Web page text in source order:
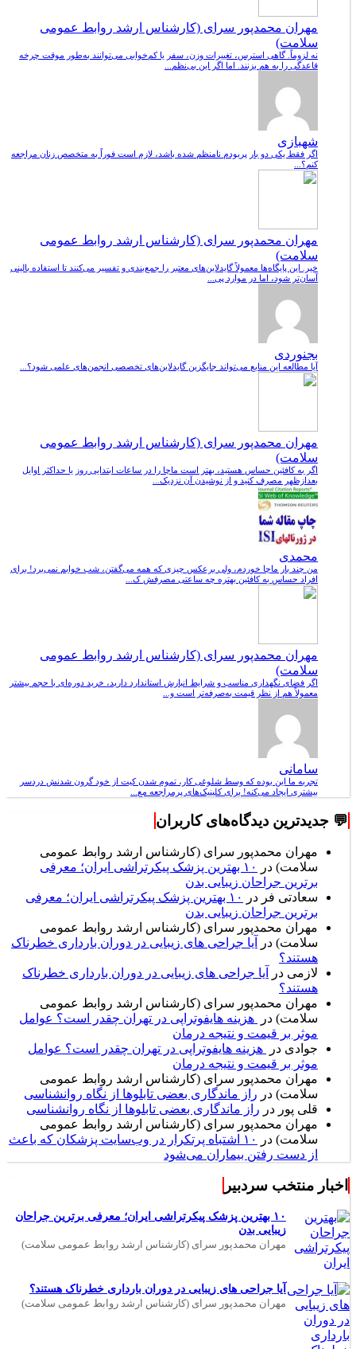
مهران محمدپور سرای (کارشناس ارشد روابط عمومی
سلامت)
نه لزوماً. گاهی استرس، تغییرات وزن، سفر یا کم‌خوابی می‌توانند به‌طور موقت چرخه
قاعدگی را به هم بزنند. اما اگر این بی‌نظم...
شهبازی
اگر فقط یکی دو بار پریودم نامنظم شده باشد، لازم است فوراً به متخصص زنان مراجعه
کنم؟...
مهران محمدپور سرای (کارشناس ارشد روابط عمومی
سلامت)
خیر. این پایگاه‌ها معمولاً گایدلاین‌های معتبر را جمع‌بندی و تفسیر می‌کنند تا استفاده بالینی
آسان‌تر شود، اما در موارد پی...
بجنوردی
آیا مطالعه این منابع می‌تواند جایگزین گایدلاین‌های تخصصی انجمن‌های علمی شود؟...
مهران محمدپور سرای (کارشناس ارشد روابط عمومی
سلامت)
اگر به کافئین حساس هستید، بهتر است ماچا را در ساعات ابتدایی روز یا حداکثر اوایل
بعدازظهر مصرف کنید و از نوشیدن آن نزدیک...
محمدی
من چند بار ماچا خوردم، ولی برعکس چیزی که همه می‌گفتن، شب خوابم نمی‌برد! برای
افراد حساس به کافئین بهتره چه ساعتی مصرفش ک...
مهران محمدپور سرای (کارشناس ارشد روابط عمومی
سلامت)
اگر فضای نگهداری مناسب و شرایط انبارش استاندارد دارید، خرید دوره‌ای با حجم بیشتر
معمولاً هم از نظر قیمت به‌صرفه‌تر است و...
سامانی
تجربه ما این بوده که وسط شلوغی کار، تموم شدن کیت از خود گرون شدنش دردسر
بیشتری ایجاد می‌کنه! برای کلینیک‌های پرمراجعه مع...
💬 جدیدترین دیدگاه‌های کاربران
مهران محمدپور سرای (کارشناس ارشد روابط عمومی
سلامت) در
۱۰ بهترین پزشک پیکرتراشی ایران؛ معرفی
برترین جراحان زیبایی بدن
سعادتی فر در
۱۰ بهترین پزشک پیکرتراشی ایران؛ معرفی
برترین جراحان زیبایی بدن
مهران محمدپور سرای (کارشناس ارشد روابط عمومی
سلامت) در
آیا جراحی های زیبایی در دوران بارداری خطرناک
هستند؟
لازمی در
آیا جراحی های زیبایی در دوران بارداری خطرناک
هستند؟
مهران محمدپور سرای (کارشناس ارشد روابط عمومی
سلامت) در
هزینه هایفوتراپی در تهران چقدر است؟ عوامل
موثر بر قیمت و نتیجه درمان
جوادی در
هزینه هایفوتراپی در تهران چقدر است؟ عوامل
موثر بر قیمت و نتیجه درمان
مهران محمدپور سرای (کارشناس ارشد روابط عمومی
سلامت) در راز ماندگاری بعضی تابلوها از نگاه روانشناسی
قلی پور در راز ماندگاری بعضی تابلوها از نگاه روانشناسی
مهران محمدپور سرای (کارشناس ارشد روابط عمومی
سلامت) در
۱۰ اشتباه پرتکرار در وب‌سایت پزشکان که باعث
از دست رفتن بیماران می‌شود
اخبار منتخب سردبیر
۱۰ بهترین پزشک پیکرتراشی ایران؛ معرفی برترین جراحان
زیبایی بدن
مهران محمدپور سرای (کارشناس ارشد روابط عمومی سلامت)
آیا جراحی های زیبایی در دوران بارداری خطرناک هستند؟
مهران محمدپور سرای (کارشناس ارشد روابط عمومی سلامت)